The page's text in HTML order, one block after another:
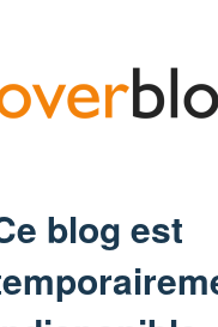
blog est